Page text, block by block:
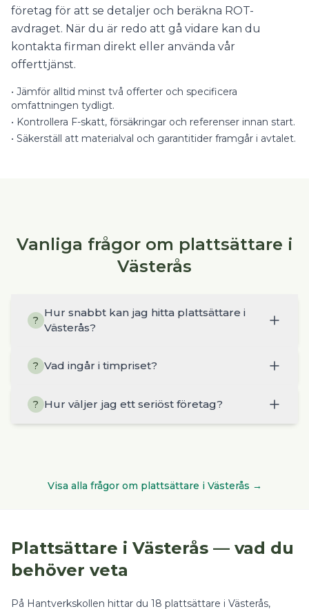
företag för att se detaljer och beräkna ROT-
avdraget. När du är redo att gå vidare kan du
kontakta firman direkt eller använda vår
offerttjänst.
• Jämför alltid minst två offerter och specificera
omfattningen tydligt.
• Kontrollera F-skatt, försäkringar och referenser innan start.
• Säkerställ att materialval och garantitider framgår i avtalet.
Vanliga frågor om plattsättare i
Västerås
?
Hur snabbt kan jag hitta plattsättare i
Västerås?
? Vad ingår i timpriset?
? Hur väljer jag ett seriöst företag?
Visa alla frågor om plattsättare i Västerås →
Plattsättare i Västerås — vad du
behöver veta
På Hantverkskollen hittar du 18 plattsättare i Västerås,